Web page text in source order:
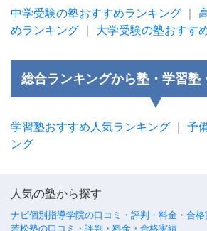
中学受験の塾おすすめランキング
めランキング
大学受験の塾おすす
総合ランキングから塾・学習塾
学習塾おすすめ人気ランキング
予
ング
人気の塾から探す
ナビ個別指導学院の口コミ・評判・料金・合格
若松塾の口コミ・評判・料金・合格実績